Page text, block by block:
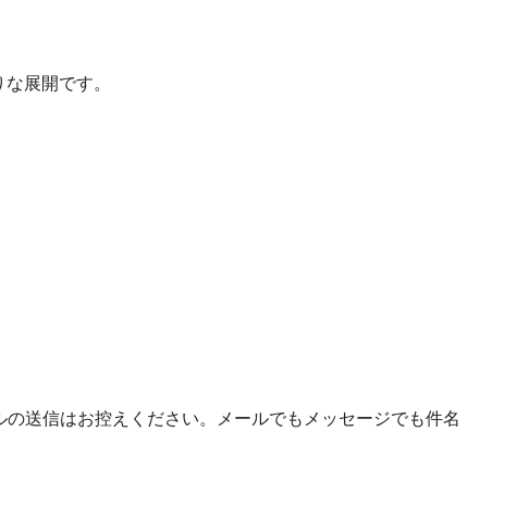
展開です。
送信はお控えください。メールでもメッセージでも件名